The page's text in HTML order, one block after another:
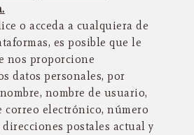
o acceda a cualquiera de
es posible que le
nos proporcione
datos personales, por
nombre de usuario,
correo electrónico, número
postales actual y